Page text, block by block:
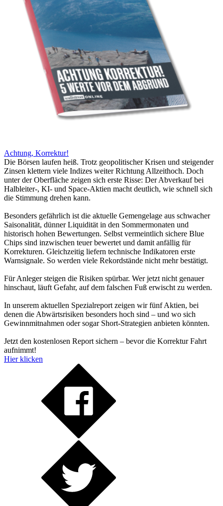
Achtung, Korrektur!
Die Börsen laufen heiß. Trotz geopolitischer Krisen und steigender
Zinsen klettern viele Indizes weiter Richtung Allzeithoch. Doch
unter der Oberfläche zeigen sich erste Risse: Der Abverkauf bei
Halbleiter-, KI- und Space-Aktien macht deutlich, wie schnell sich
die Stimmung drehen kann.
Besonders gefährlich ist die aktuelle Gemengelage aus schwacher
Saisonalität, dünner Liquidität in den Sommermonaten und
historisch hohen Bewertungen. Selbst vermeintlich sichere Blue
Chips sind inzwischen teuer bewertet und damit anfällig für
Korrekturen. Gleichzeitig liefern technische Indikatoren erste
Warnsignale. So werden viele Rekordstände nicht mehr bestätigt.
Für Anleger steigen die Risiken spürbar. Wer jetzt nicht genauer
hinschaut, läuft Gefahr, auf dem falschen Fuß erwischt zu werden.
In unserem aktuellen Spezialreport zeigen wir fünf Aktien, bei
denen die Abwärtsrisiken besonders hoch sind – und wo sich
Gewinnmitnahmen oder sogar Short-Strategien anbieten könnten.
Jetzt den kostenlosen Report sichern – bevor die Korrektur Fahrt
aufnimmt!
Hier klicken